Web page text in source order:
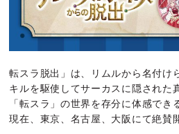
転スラ脱出」は、リムルから名付け
キルを駆使してサーカスに隠された
「転スラ」の世界を存分に体感でき
現在、東京、名古屋、大阪にて絶賛